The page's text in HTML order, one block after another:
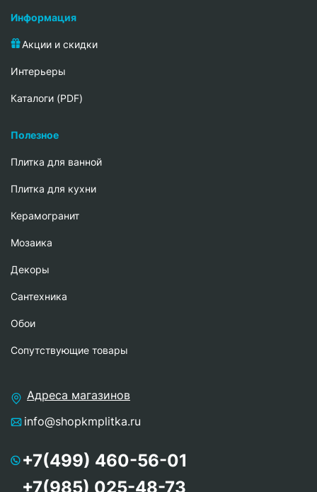
Информация
Акции и скидки
Интерьеры
Каталоги (PDF)
Полезное
Плитка для ванной
Плитка для кухни
Керамогранит
Мозаика
Декоры
Сантехника
Обои
Сопутствующие товары
Адреса магазинов
info@shopkmplitka.ru
+7(499) 460-56-01
+7(985) 025-48-73